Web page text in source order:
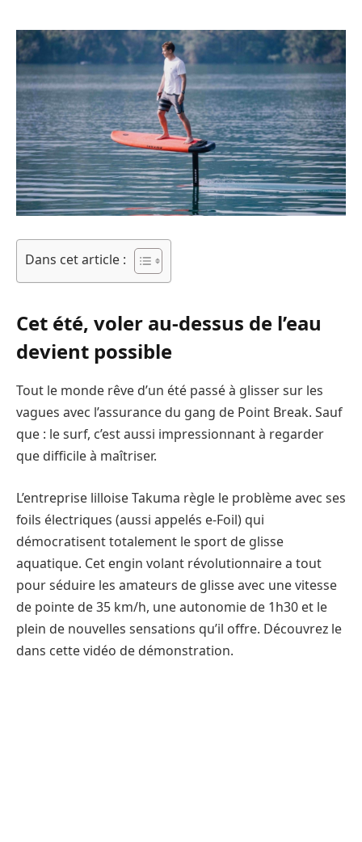
Dans cet article :
Cet été, voler au-dessus de l’eau
devient possible
Tout le monde rêve d’un été passé à glisser sur les
vagues avec l’assurance du gang de Point Break. Sauf
que : le surf, c’est aussi impressionnant à regarder
que difficile à maîtriser.
L’entreprise lilloise Takuma règle le problème avec ses
foils électriques (aussi appelés e-Foil) qui
démocratisent totalement le sport de glisse
aquatique. Cet engin volant révolutionnaire a tout
pour séduire les amateurs de glisse avec une vitesse
de pointe de 35 km/h, une autonomie de 1h30 et le
plein de nouvelles sensations qu’il offre. Découvrez le
dans cette vidéo de démonstration.